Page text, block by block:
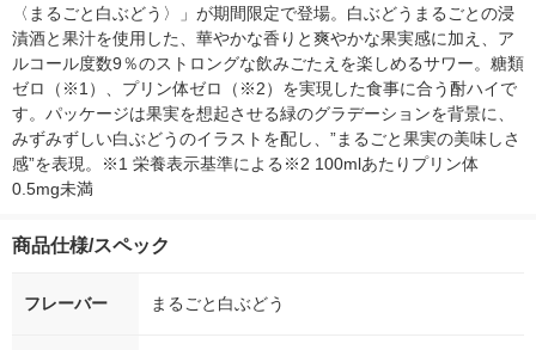
〈まるごと白ぶどう〉」が期間限定で登場。白ぶどうまるごとの浸
漬酒と果汁を使用した、華やかな香りと爽やかな果実感に加え、ア
ルコール度数9％のストロングな飲みごたえを楽しめるサワー。糖類
ゼロ（※1）、プリン体ゼロ（※2）を実現した食事に合う酎ハイで
す。パッケージは果実を想起させる緑のグラデーションを背景に、
みずみずしい白ぶどうのイラストを配し、”まるごと果実の美味しさ
感”を表現。※1 栄養表示基準による※2 100mlあたりプリン体
0.5mg未満
商品仕様/スペック
フレーバー まるごと白ぶどう